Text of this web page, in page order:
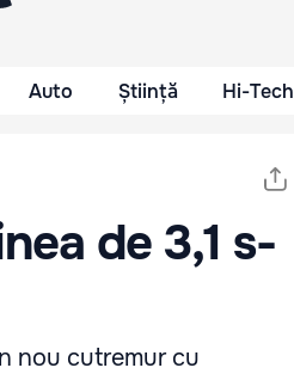
Auto Știință Hi-Tech
de 3,1 s-
nou cutremur cu